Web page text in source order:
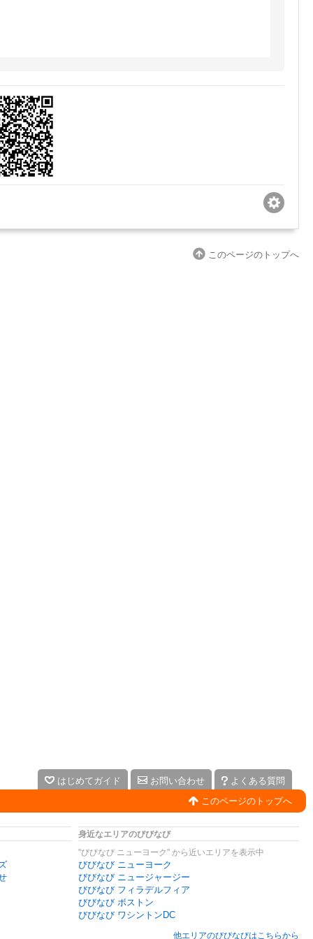
このページのトップへ
はじめてガイド お問い合わせ
よくある質問
このページのトップへ
身近なエリアのびびなび
"びびなび ニューヨーク" から近いエリアを表示中
びびなび ニューヨーク
びびなび ニュージャージー
びびなび フィラデルフィア
びびなび ボストン
びびなび ワシントンDC
他エリアのびびなびはこちらから